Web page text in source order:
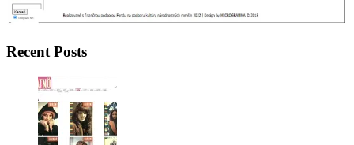
Recent Posts